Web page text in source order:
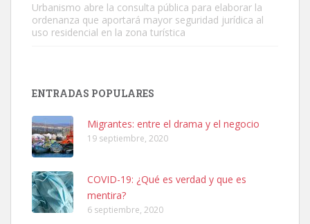
Leales.org » Gran Canaria
Urbanismo abre la consulta pública para elaborar la
ordenanza que aportará mayor seguridad jurídica al
uso residencial en la zona turística
ENTRADAS POPULARES
Migrantes: entre el drama y el negocio
19 septiembre, 2020
COVID-19: ¿Qué es verdad y que es
mentira?
6 septiembre, 2020